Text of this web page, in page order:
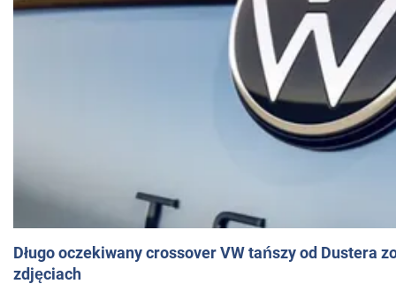
Długo oczekiwany crossover VW tańszy od Dustera
zdjęciach